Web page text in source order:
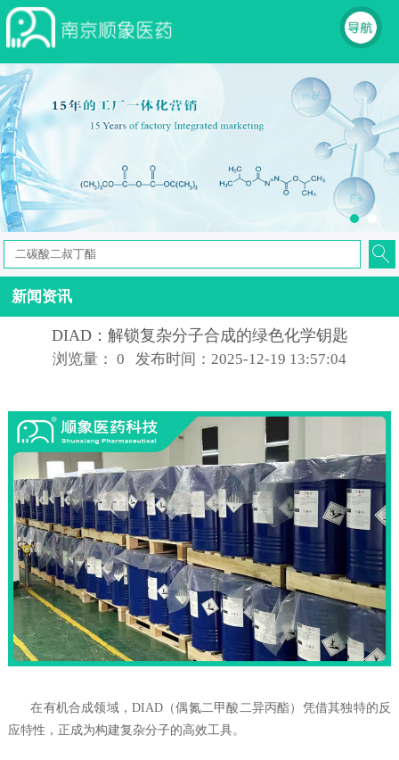
新闻资讯
DIAD：解锁复杂分子合成的绿色化学钥匙
浏览量： 0 发布时间：2025-12-19 13:57:04
在有机合成领域，DIAD（偶氮二甲酸二异丙酯）凭借其独特的反
应特性，正成为构建复杂分子的高效工具。‌